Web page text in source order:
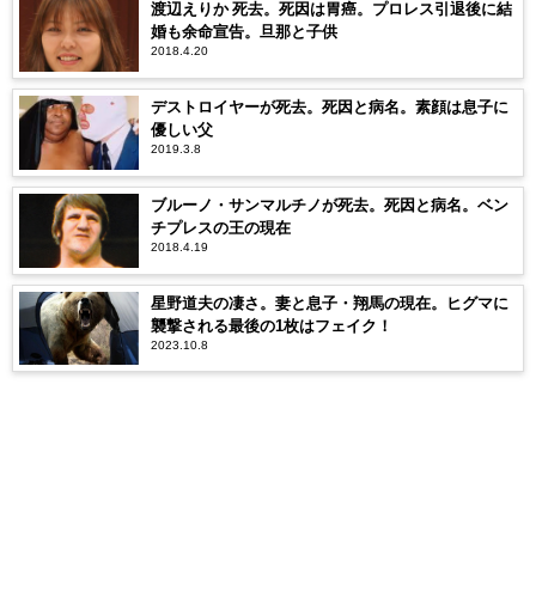
渡辺えりか 死去。死因は胃癌。プロレス引退後に結
婚も余命宣告。旦那と子供
2018.4.20
デストロイヤーが死去。死因と病名。素顔は息子に
優しい父
2019.3.8
ブルーノ・サンマルチノが死去。死因と病名。ベン
チプレスの王の現在
2018.4.19
星野道夫の凄さ。妻と息子・翔馬の現在。ヒグマに
襲撃される最後の1枚はフェイク！
2023.10.8